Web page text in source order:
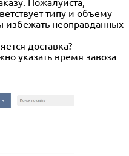
Пожалуйста,
типу и объему
избежать неоправданных
доставка?
указать время завоза